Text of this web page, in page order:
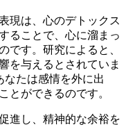
現は、心のデトックス
ることで、心に溜まっ
です。研究によると、
を与えるとされていま
なたは感情を外に出
とができるのです。
進し、精神的な余裕を